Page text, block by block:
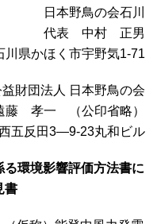
日本野鳥の会石川
代表 中村 正男
県かほく市宇野気1-71
益財団法人 日本野鳥の会
孝一 （公印省略）
五反田3—9-23丸和ビル
る環境影響評価方法書に
書